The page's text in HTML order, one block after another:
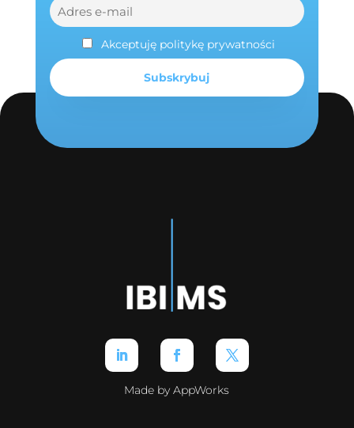
Akceptuję politykę prywatności
Made by AppWorks